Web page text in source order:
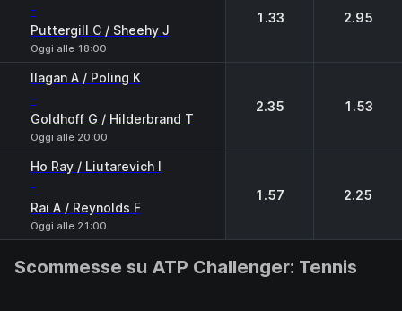
-
Puttergill C / Sheehy J
Oggi alle 18:00
1.33 2.95
Ilagan A / Poling K
-
Goldhoff G / Hilderbrand T
Oggi alle 20:00
2.35 1.53
Ho Ray / Liutarevich I
-
Rai A / Reynolds F
Oggi alle 21:00
1.57 2.25
Scommesse su ATP Challenger: Tennis